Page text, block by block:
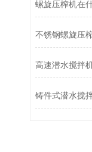
不锈钢螺旋压